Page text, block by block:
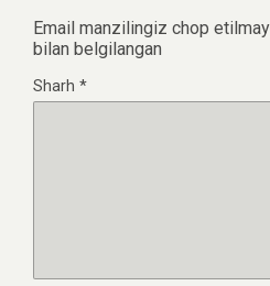
Email manzilingiz chop
bilan belgilangan
Sharh *